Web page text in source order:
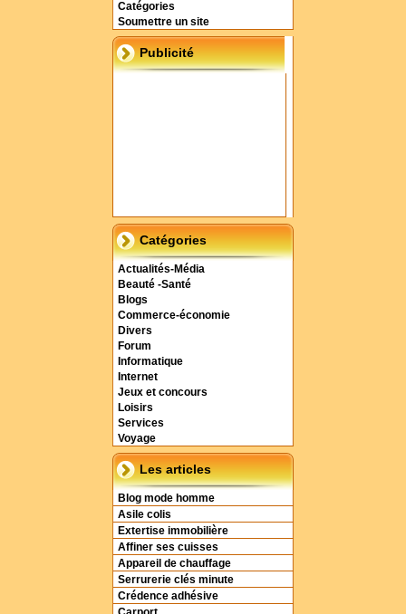
Catégories
Soumettre un site
Publicité
Catégories
Actualités-Média
Beauté -Santé
Blogs
Commerce-économie
Divers
Forum
Informatique
Internet
Jeux et concours
Loisirs
Services
Voyage
Les articles
Blog mode homme
Asile colis
Extertise immobilière
Affiner ses cuisses
Appareil de chauffage
Serrurerie clés minute
Crédence adhésive